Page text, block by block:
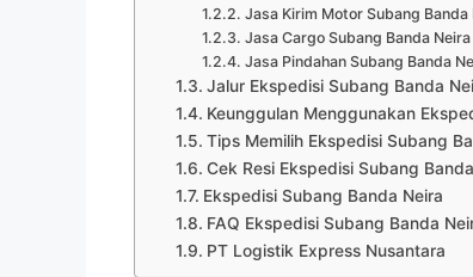
Jasa Kirim Motor Subang Banda
Jasa Cargo Subang Banda Neira
Jasa Pindahan Subang Banda
Jalur Ekspedisi Subang Banda
Keunggulan Menggunakan
Tips Memilih Ekspedisi Subang
Cek Resi Ekspedisi Subang
Ekspedisi Subang Banda Neira
FAQ Ekspedisi Subang Banda
PT Logistik Express Nusantara